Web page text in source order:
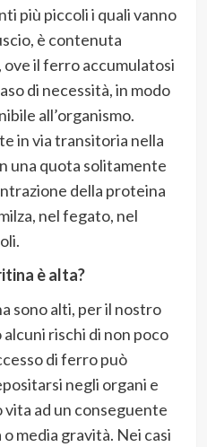
più piccoli i quali vanno
è contenuta
il ferro accumulatosi
di necessità, in modo
all’organismo.
in via transitoria nella
una quota solitamente
della proteina
nel fegato, nel
è alta?
sono alti, per il nostro
rischi di non poco
di ferro può
negli organi e
ad un conseguente
media gravità. Nei casi